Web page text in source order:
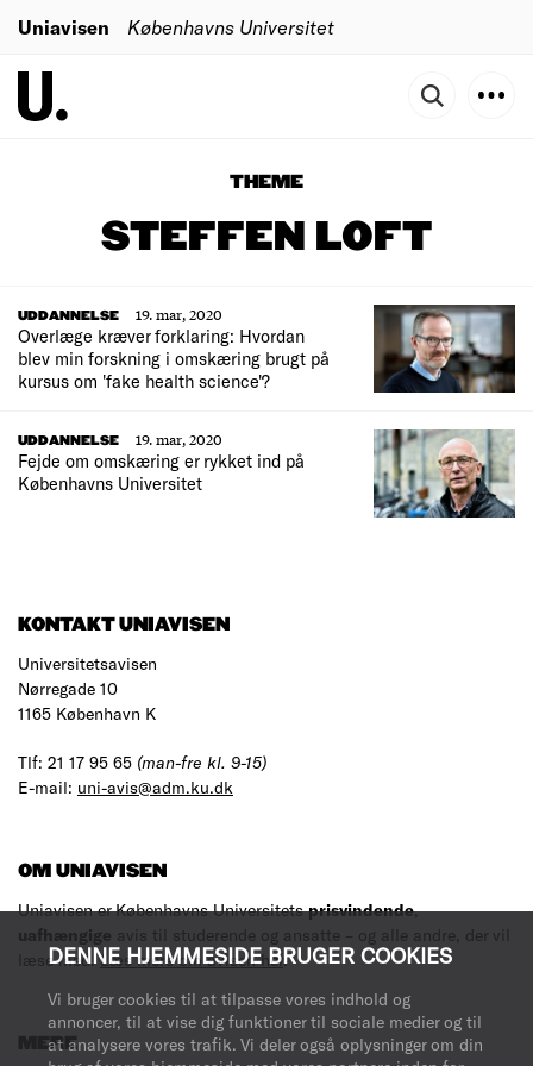
DENNE HJEMMESIDE BRUGER COOKIES
Vi bruger cookies til at tilpasse vores indhold og
annoncer, til at vise dig funktioner til sociale medier og til
at analysere vores trafik. Vi deler også oplysninger om din
Uniavisen Københavns Universitet
THEME
STEFFEN LOFT
UDDANNELSE
19. mar, 2020
Overlæge kræver forklaring: Hvordan
blev min forskning i omskæring brugt på
kursus om 'fake health science'?
UDDANNELSE
19. mar, 2020
Fejde om omskæring er rykket ind på
Københavns Universitet
KONTAKT UNIAVISEN
Universitetsavisen
Nørregade 10
1165 København K
Tlf: 21 17 95 65 (man-fre kl. 9-15)
E-mail: uni-avis@adm.ku.dk
OM UNIAVISEN
Uniavisen er Københavns Universitetsprisvindende,
uafhængige avis til studerende og ansatte – og alle andre, der vil
læse med.Læs mere om avisen her.
MERE